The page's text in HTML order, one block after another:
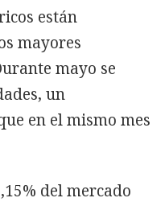
están
mayores
mayo se
un
en el mismo mes
del mercado